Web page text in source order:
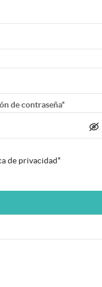
de contraseña*
de privacidad*